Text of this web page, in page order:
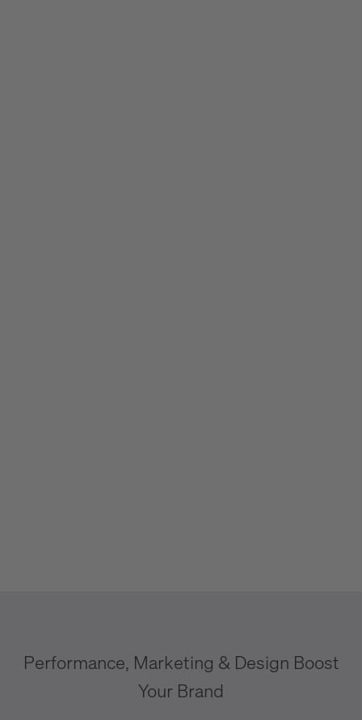
Performance, Marketing & Design Boost
Your Brand